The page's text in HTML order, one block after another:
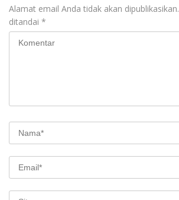
Alamat email Anda tidak akan dipublikasikan.
ditandai *